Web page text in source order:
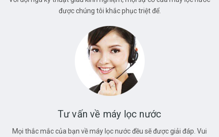
được chúng tôi khắc phục triệt để.
Tư vấn về máy lọc nước
Mọi thắc mắc của bạn về máy lọc nước đều sẽ được giải đáp. Vui